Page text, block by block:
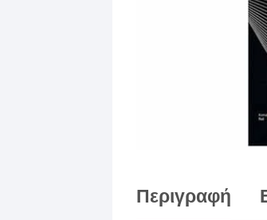
Περιγραφή